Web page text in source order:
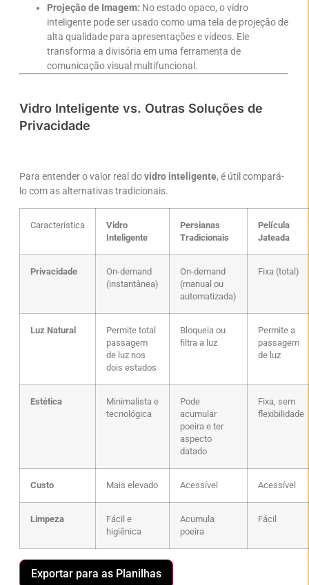
Projeção de Imagem: No estado opaco, o vidro
inteligente pode ser usado como uma tela de projeção de
alta qualidade para apresentações e vídeos. Ele
transforma a divisória em uma ferramenta de
comunicação visual multifuncional.
Vidro Inteligente vs. Outras Soluções de
Privacidade
Para entender o valor real dovidro inteligente, é útil compará-
lo com as alternativas tradicionais.
Característica
Vidro
Inteligente
Persianas
Tradicionais
Película
Jateada
Privacidade
On-demand
(instantânea)
On-demand
(manual ou
automatizada)
Fixa (total)
Luz Natural
Permite total
passagem
de luz nos
dois estados
Bloqueia ou
filtra a luz
Permite a
passagem
de luz
Estética
Minimalista e
tecnológica
Pode
acumular
poeira e ter
aspecto
datado
Fixa, sem
flexibilidade
Custo Mais elevado Acessível Acessível
Limpeza
Fácil e
higiênica
Acumula
poeira
Fácil
Exportar para as Planilhas